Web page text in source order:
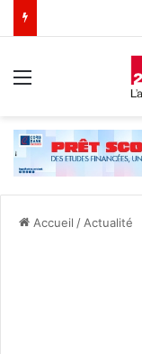
Accueil / Actualité